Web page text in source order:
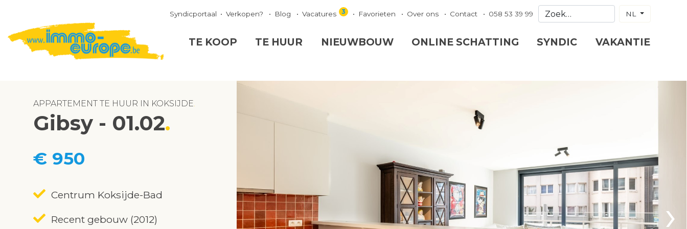
Syndicportaal Verkopen? Blog Vacatures 3 Favorieten Over ons Contact 058 53 39 99 NL
TE KOOP TE HUUR NIEUWBOUW ONLINE SCHATTING SYNDIC VAKANTIE
›
APPARTEMENT TE HUUR IN KOKSIJDE
Gibsy - 01.02
€ 950
Centrum Koksijde-Bad
Recent gebouw (2012)